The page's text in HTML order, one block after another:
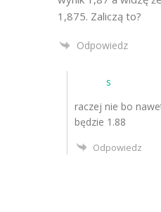
1,875. Zaliczą to?
Odpowiedz
s
raczej nie bo
będzie 1.88
Odpowiedz